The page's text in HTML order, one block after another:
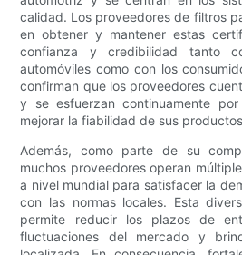
calidad. Los proveedores de filtros
en obtener y mantener estas
confianza y credibilidad tanto
automóviles como con los
confirman que los proveedores
y se esfuerzan continuamente
mejorar la fiabilidad de sus
Además, como parte de su
muchos proveedores operan
a nivel mundial para satisfacer la
con las normas locales. Esta
permite reducir los plazos de
fluctuaciones del mercado y